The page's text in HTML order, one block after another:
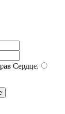
Сердце.